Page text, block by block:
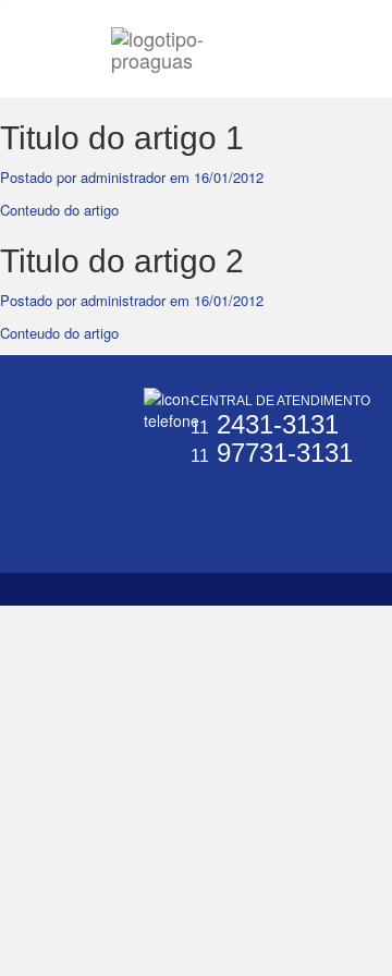
Titulo do artigo 1
Postado por administrador em 16/01/2012
Conteudo do artigo
Titulo do artigo 2
Postado por administrador em 16/01/2012
Conteudo do artigo
CENTRAL DE ATENDIMENTO
11 2431-3131
11 97731-3131